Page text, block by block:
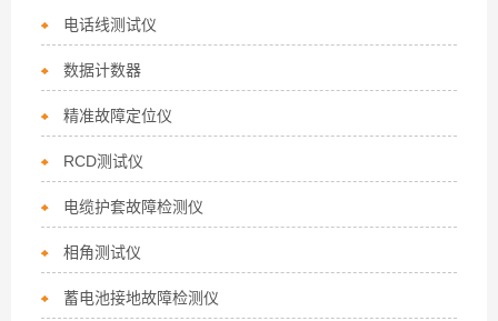
电话线测试仪
数据计数器
精准故障定位仪
RCD测试仪
电缆护套故障检测仪
相角测试仪
蓄电池接地故障检测仪